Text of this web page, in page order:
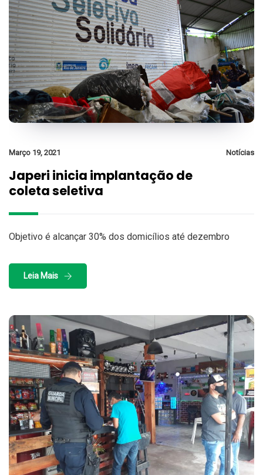
Março 19, 2021 Notícias
Japeri inicia implantação de
coleta seletiva
Objetivo é alcançar 30% dos domicílios até dezembro
Leia Mais